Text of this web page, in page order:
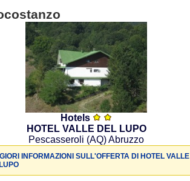
Hotels
HOTEL VALLE DEL LUPO
Pescasseroli (AQ) Abruzzo
INFORMAZIONI SULL'OFFERTA DI HOTEL VALLE